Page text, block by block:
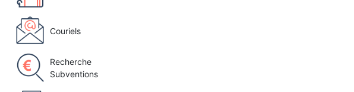
Couriels
Recherche
Subventions